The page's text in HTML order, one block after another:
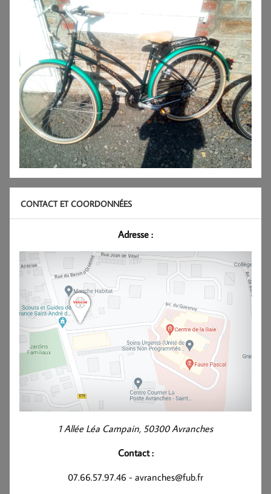
CONTACT ET COORDONNÉES
Adresse :
1 Allée Léa Campain, 50300 Avranches
Contact :
07.66.57.97.46 - avranches@fub.fr